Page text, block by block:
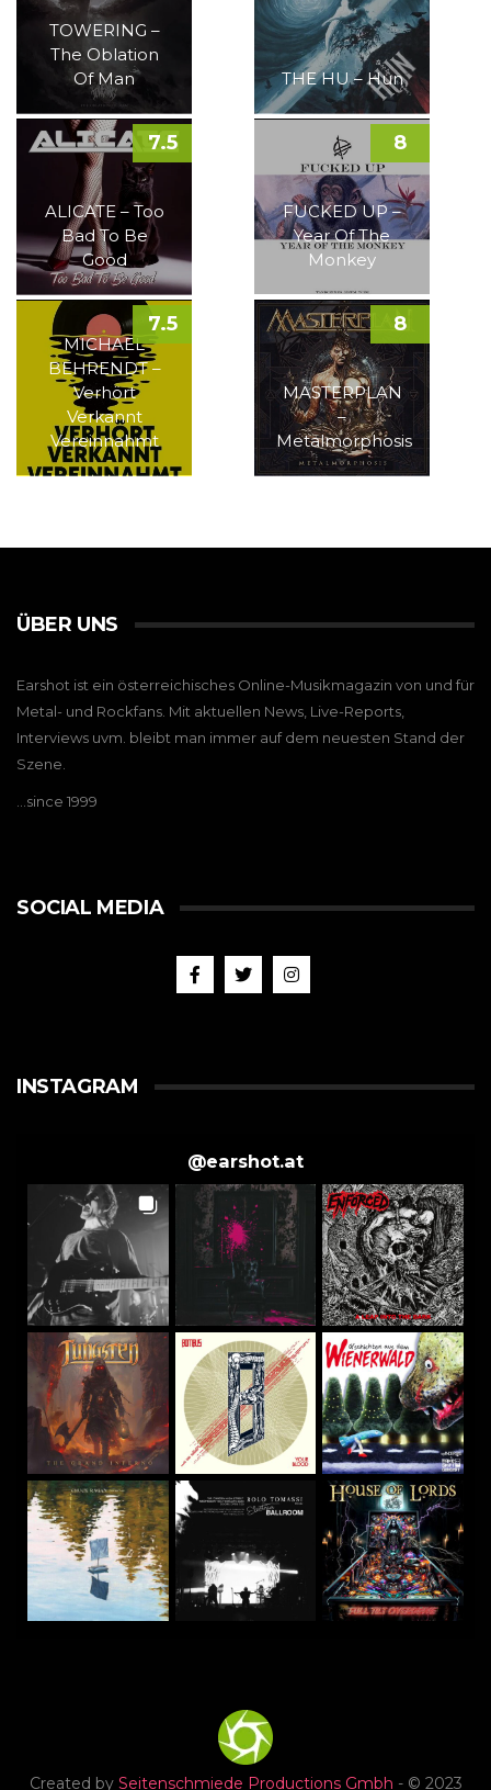
TOWERING –
The Oblation
Of Man
THE HU – Hun
ALICATE – Too
Bad To Be
Good
7.5
FUCKED UP –
Year Of The
Monkey
8
MICHAEL
BEHRENDT –
Verhört
Verkannt
Vereinnahmt
7.5
MASTERPLAN
–
Metalmorphosis
8
ÜBER UNS
Earshot ist ein österreichisches Online-Musikmagazin von und für
Metal- und Rockfans. Mit aktuellen News, Live-Reports,
Interviews uvm. bleibt man immer auf dem neuesten Stand der
Szene.
…since 1999
SOCIAL MEDIA
INSTAGRAM
@earshot.at
Created by Seitenschmiede Productions Gmbh - © 2023